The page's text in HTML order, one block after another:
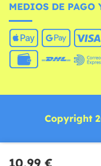
10,99 €
MEDIOS DE PAGO
Copyright